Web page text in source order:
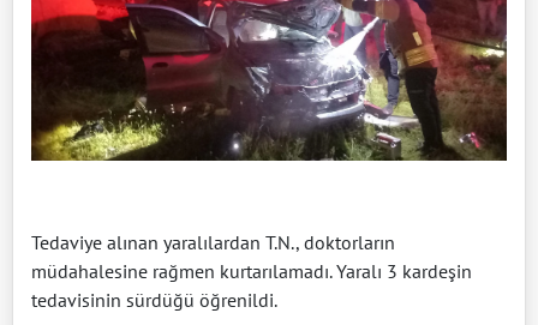
Tedaviye alınan yaralılardan T.N., doktorların
müdahalesine rağmen kurtarılamadı. Yaralı 3 kardeşin
tedavisinin sürdüğü öğrenildi.